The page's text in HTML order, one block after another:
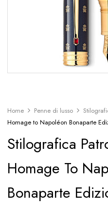
Home Penne di lusso
Homage to Napoléon Bonaparte
Stilografica
Homage To
Bonaparte